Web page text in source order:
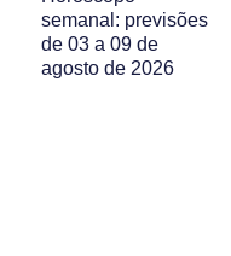
semanal: previsões
de 03 a 09 de
agosto de 2026